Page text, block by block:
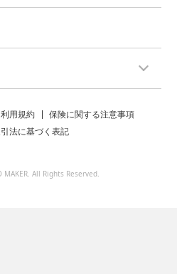
利用規約
保険に関する注意事項
法に基づく表記
MAKER. All Rights Reserved.